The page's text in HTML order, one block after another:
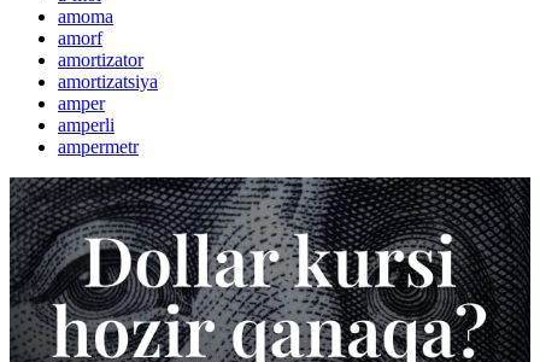
amoma
amorf
amortizator
amortizatsiya
amper
amperli
ampermetr